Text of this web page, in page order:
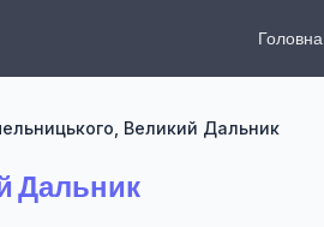
Головна
Великий Дальник
Дальник